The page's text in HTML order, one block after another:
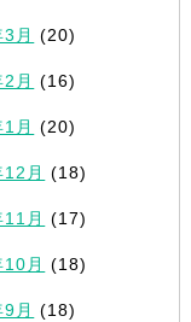
月 (20)
月 (16)
月 (20)
月 (18)
月 (17)
月 (18)
月 (18)